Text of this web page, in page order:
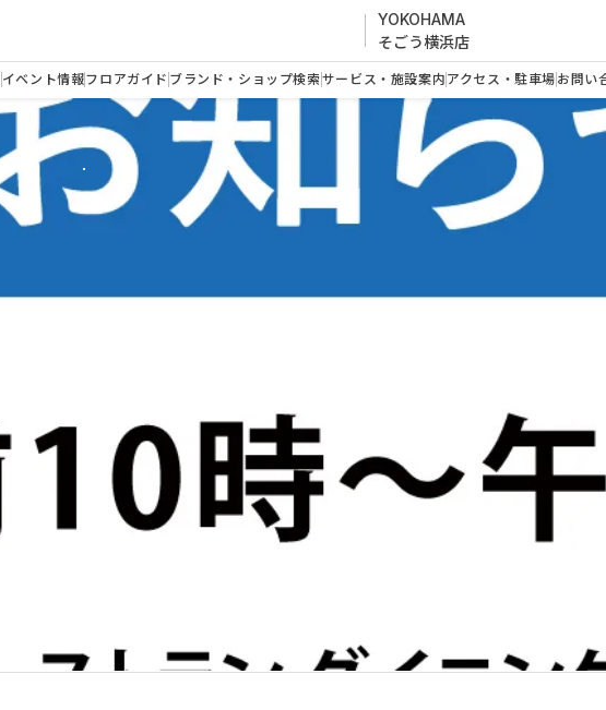
YOKOHAMA
そごう横浜店
イベント情報フロアガイド ブランド・ショップ検索サービス・施設案内 アクセス・駐車場 お問い